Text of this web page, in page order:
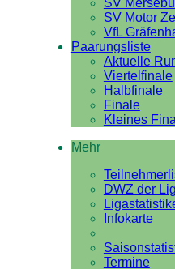
SV
SV Motor
VfL
Paarungsliste
Aktuelle
Viertelfinale
Halbfinale
Finale
Kleines
Mehr
DWZ der
Infokarte
Termine